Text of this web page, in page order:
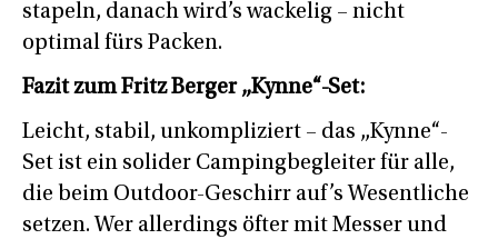
stapeln, danach wird’s wackelig – nicht
optimal fürs Packen.
Fazit zum Fritz Berger „Kynne“-Set:
Leicht, stabil, unkompliziert – das „Kynne“-
Set ist ein solider Campingbegleiter für alle,
die beim Outdoor-Geschirr auf’s Wesentliche
setzen. Wer allerdings öfter mit Messer und